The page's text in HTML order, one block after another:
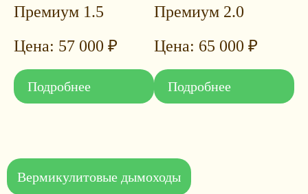
Премиум 1.5
57 000 ₽
Подробнее
Премиум 2.0
65 000 ₽
Подробнее
Вермикулитовые дымоходы